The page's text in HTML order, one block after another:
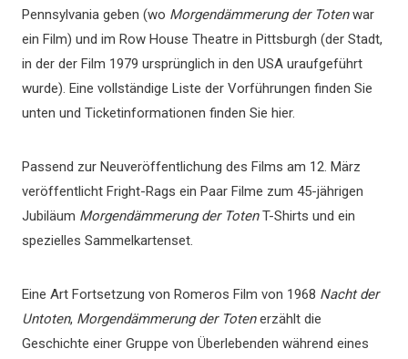
Pennsylvania geben (wo Morgendämmerung der Totenwar
ein Film) und im Row House Theatre in Pittsburgh (der Stadt,
in der der Film 1979 ursprünglich in den USA uraufgeführt
wurde). Eine vollständige Liste der Vorführungen finden Sie
unten und Ticketinformationen finden Sie hier.
Passend zur Neuveröffentlichung des Films am 12. März
veröffentlicht Fright-Rags ein Paar Filme zum 45-jährigen
Jubiläum Morgendämmerung der TotenT-Shirts und ein
spezielles Sammelkartenset.
Eine Art Fortsetzung von Romeros Film von 1968 Nacht der
Untoten, Morgendämmerung der Totenerzählt die
Geschichte einer Gruppe von Überlebenden während eines